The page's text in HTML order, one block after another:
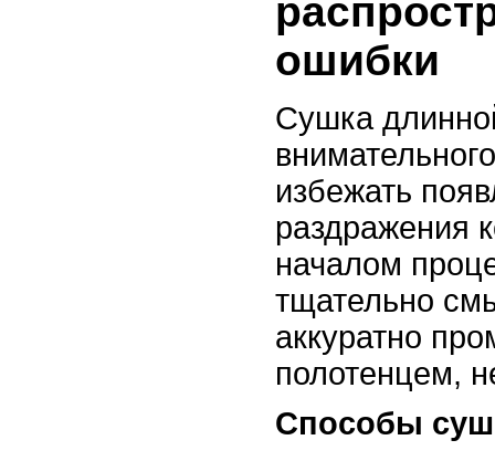
ошибки
Сушка
избежать
раздражения
началом
тщательно
аккуратно
полотенцем,
Способы